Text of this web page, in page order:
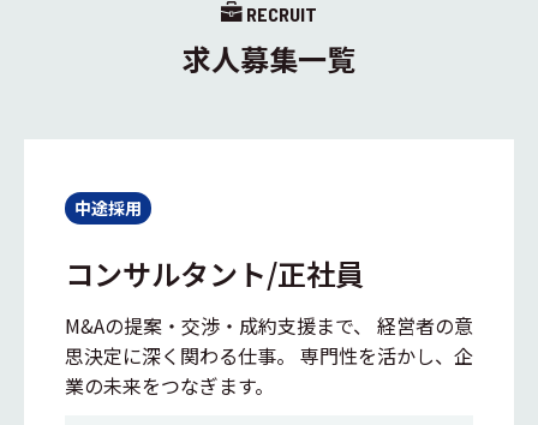
RECRUIT
求人募集一覧
中途採用
コンサルタント/正社員
M&Aの提案・交渉・成約支援まで、 経営者の意
思決定に深く関わる仕事。 専門性を活かし、企
業の未来をつなぎます。